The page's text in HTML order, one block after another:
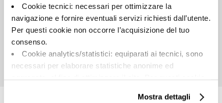
Cookie tecnici: necessari per ottimizzare la
navigazione e fornire eventuali servizi richiesti dall’utente.
Per questi cookie non occorre l’acquisizione del tuo
consenso.
Cookie analytics/statistici: equiparati ai tecnici, sono
necessari per elaborare statistiche anonime ed
Cookie di profilazione/marketing: sono utilizzati, solo
Mostra dettagli
Единица измерения:
MQ